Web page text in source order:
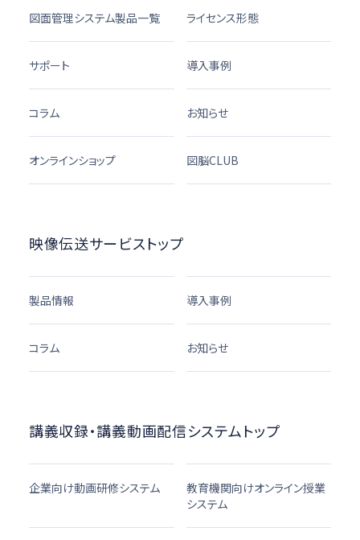
図面管理システム製品一覧 ライセンス形態
サポート 導入事例
コラム お知らせ
オンラインショップ 図脳CLUB
映像伝送サービストップ
製品情報 導入事例
コラム お知らせ
講義収録・講義動画配信システムトップ
企業向け動画研修システム
教育機関向けオンライン授業
システム